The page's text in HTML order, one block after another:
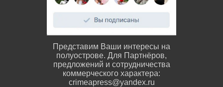
Представим Ваши интересы на
полуострове. Для Партнёров,
предложений и сотрудничества
коммерческого характера:
crimeapress@yandex.ru